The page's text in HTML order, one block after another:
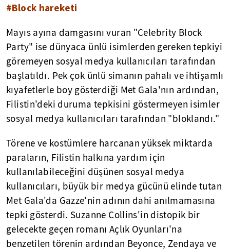
#Block hareketi
Mayıs ayına damgasını vuran "Celebrity Block
Party" ise dünyaca ünlü isimlerden gereken tepkiyi
göremeyen sosyal medya kullanıcıları tarafından
başlatıldı. Pek çok ünlü simanın pahalı ve ihtişamlı
kıyafetlerle boy gösterdiği Met Gala'nın ardından,
Filistin'deki duruma tepkisini göstermeyen isimler
sosyal medya kullanıcıları tarafından "bloklandı."
Törene ve kostümlere harcanan yüksek miktarda
paraların, Filistin halkına yardım için
kullanılabileceğini düşünen sosyal medya
kullanıcıları, büyük bir medya gücünü elinde tutan
Met Gala'da Gazze'nin adının dahi anılmamasına
tepki gösterdi. Suzanne Collins'in distopik bir
gelecekte geçen romanı Açlık Oyunları'na
benzetilen törenin ardından Beyonce, Zendaya ve